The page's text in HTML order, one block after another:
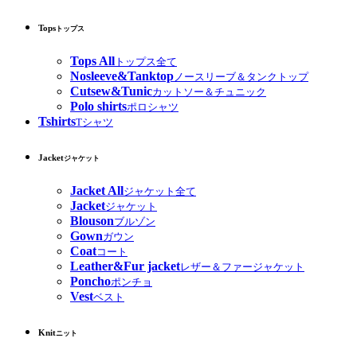
Tops トップス
Tops All トップス全て
Nosleeve&Tanktopノースリーブ＆タンクトップ
Cutsew&Tunicカットソー＆チュニック
Polo shirtsポロシャツ
TshirtsTシャツ
Jacketジャケット
Jacket Allジャケット全て
Jacketジャケット
Blousonブルゾン
Gownガウン
Coatコート
Leather&Fur jacketレザー＆ファージャケット
Ponchoポンチョ
Vestベスト
Knitニット